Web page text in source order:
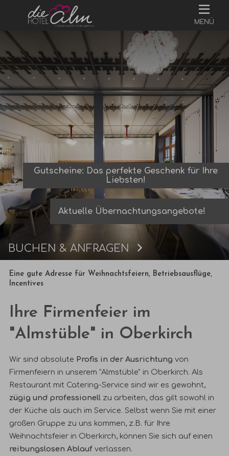
MENÜ
BUCHEN & ANFRAGEN Buchen
Gutscheine: Das perfekte Geschenk für Ihre
Liebsten!
Aktuelle Übernachtungsangebote!
Eine gute Adresse für Weihnachtsfeiern, Betriebsausflüge,
Incentives
Ihre Firmenfeier im
"Almstüble" in Oberkirch
Wir sind absolute Profis in der Ausrichtung von
Firmenfeiern in unserem "Almstüble" in Oberkirch. Als
Restaurant mit Catering-Service sind wir es gewohnt,
zügig und professionell zu arbeiten, das gilt sowohl in
der Küche als auch im Service. Selbst wenn Sie mit einer
großen Gruppe zu uns kommen, z.B. für Ihre
Weihnachtsfeier in Oberkirch, können Sie sich auf einen
reibungslosen Ablauf verlassen.